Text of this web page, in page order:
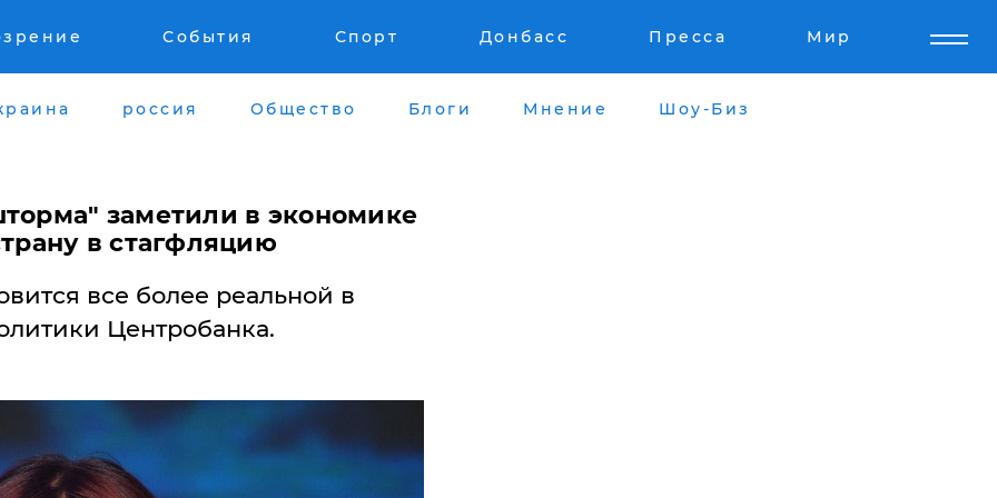
События Спорт Донбасс Пресса Мир
россия Общество Блоги Мнение Шоу-Биз
заметили в экономике
в стагфляцию
все более реальной в
Центробанка.